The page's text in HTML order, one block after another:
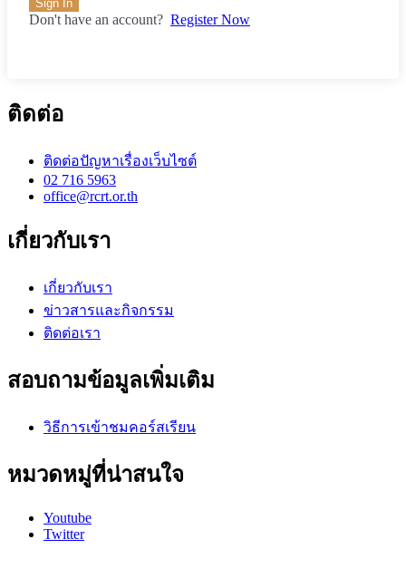
Sign In
Don't have an account? Register Now
ติดต่อ
ติดต่อปัญหาเรื่องเว็บไซต์
02 716 5963
office@rcrt.or.th
เกี่ยวกับเรา
เกี่ยวกับเรา
ข่าวสารและกิจกรรม
ติดต่อเรา
สอบถามข้อมูลเพิ่มเติม
วิธีการเข้าชมคอร์สเรียน
หมวดหมู่ที่น่าสนใจ
Youtube
Twitter